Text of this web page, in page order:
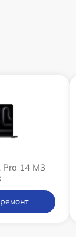
14 M3